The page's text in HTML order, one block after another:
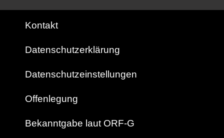
Kontakt
Datenschutzerklärung
Datenschutzeinstellungen
Offenlegung
Bekanntgabe laut ORF-G